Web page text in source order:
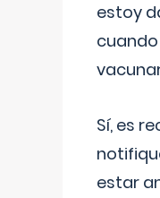
estoy
Sí, es
estar